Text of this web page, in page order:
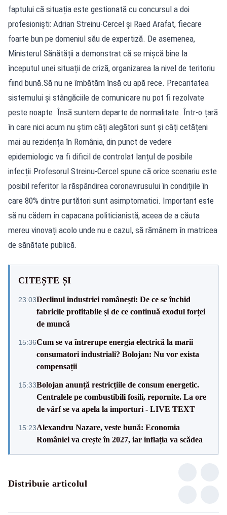
faptului că situația este gestionată cu concursul a doi
profesioniști: Adrian Streinu-Cercel și Raed Arafat, fiecare
foarte bun pe domeniul său de expertiză. De asemenea,
Ministerul Sănătății a demonstrat că se mișcă bine la
începutul unei situații de criză, organizarea la nivel de teritoriu
fiind bună.Să nu ne îmbătăm însă cu apă rece. Precaritatea
sistemului și stângăciile de comunicare nu pot fi rezolvate
peste noapte. Însă suntem departe de normalitate. Într-o țară
în care nici acum nu știm câți alegători sunt și câți cetățeni
mai au rezidența în România, din punct de vedere
epidemiologic va fi dificil de controlat lanțul de posibile
infecții.Profesorul Streinu-Cercel spune că orice scenariu este
posibil referitor la răspândirea coronavirusului în condițiile în
care 80% dintre purtători sunt asimptomatici. Important este
să nu cădem în capacana politicianistă, aceea de a căuta
mereu vinovați acolo unde nu e cazul, să rămânem în matricea
de sănătate publică.
CITEȘTE ȘI
23:03Declinul industriei românești: De ce se închid
fabricile profitabile și de ce continuă exodul forței
de muncă
15:36Cum se va întrerupe energia electrică la marii
consumatori industriali? Bolojan: Nu vor exista
compensații
15:33Bolojan anunță restricțiile de consum energetic.
Centralele pe combustibili fosili, repornite. La ore
de vârf se va apela la importuri - LIVE TEXT
15:23Alexandru Nazare, veste bună: Economia
României va crește în 2027, iar inflația va scădea
Distribuie articolul